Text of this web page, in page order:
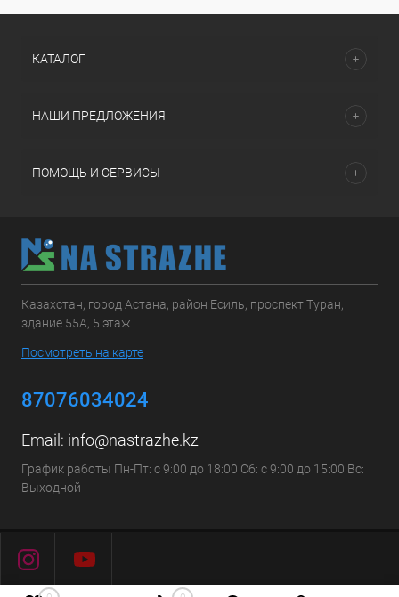
КАТАЛОГ
НАШИ ПРЕДЛОЖЕНИЯ
ПОМОЩЬ И СЕРВИСЫ
Казахстан, город Астана, район Есиль, проспект Туран,
здание 55А, 5 этаж
Посмотреть на карте
87076034024
Email: info@nastrazhe.kz
График работы Пн-Пт: с 9:00 до 18:00 Сб: с 9:00 до 15:00 Вс:
Выходной